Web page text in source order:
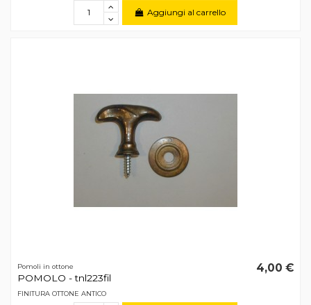
Aggiungi al carrello
Pomoli in ottone
POMOLO - tnl223fil
4,00 €
FINITURA OTTONE ANTICO